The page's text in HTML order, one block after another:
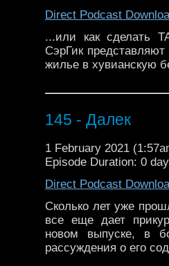
Direct Podcast
...или как сделать
СэрГик
жилье в хувианскую
145 - Далек
1 February 2021
Episode Duration: 0
Direct Podcast
Сколько лет уже
все еще дает
новом выпуске, в
рассуждения о его